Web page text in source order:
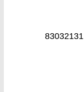
83032131